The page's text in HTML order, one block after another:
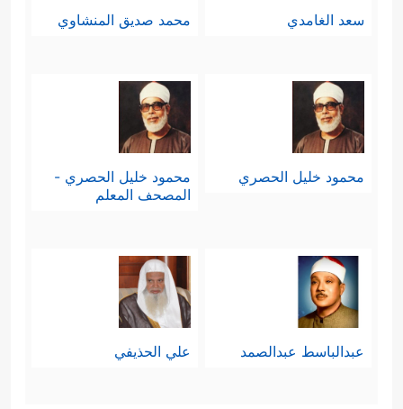
سعد الغامدي محمد صديق المنشاوي
محمود خليل الحصري
محمود خليل الحصري -
المصحف المعلم
عبدالباسط عبدالصمد علي الحذيفي